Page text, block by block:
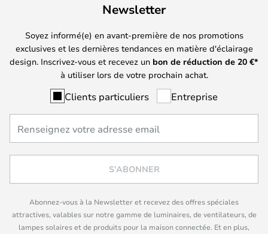
Newsletter
Soyez informé(e) en avant-première de nos promotions
exclusives et les dernières tendances en matière d'éclairage
design. Inscrivez-vous et recevez un bon de réduction de 20 €*
à utiliser lors de votre prochain achat.
Clients particuliers Entreprise
S'ABONNER
Abonnez-vous à la Newsletter et recevez des offres spéciales
attractives, valables sur notre gamme de luminaires, de ventilateurs, de
lampes solaires et de produits pour la maison connectée. Et en plus,